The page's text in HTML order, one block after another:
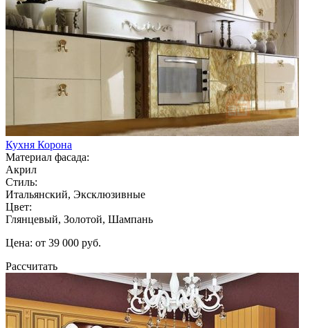
Кухня Корона
Материал фасада:
Акрил
Стиль:
Итальянский, Эксклюзивные
Цвет:
Глянцевый, Золотой, Шампань
Цена: от 39 000 руб.
Рассчитать